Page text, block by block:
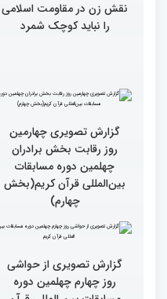
محفل قرآنی «خیرات
حسان»(بخش سوم)
گزارش تصویری سومین
محفل قرآنی «خیرات
حسان»(بخش اول)
نقش زن در مقاومت اسلامی
را نباید کوچک شمرد